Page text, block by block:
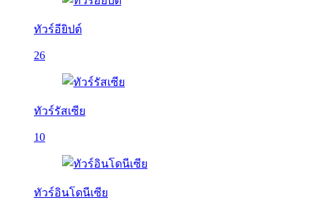
ทัวร์อียิปต์
26
ทัวร์รัสเซีย
10
ทัวร์อินโดนีเซีย